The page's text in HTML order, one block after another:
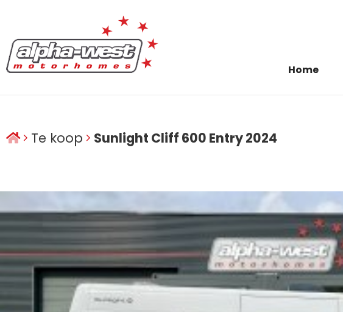
Home
Te koop Sunlight Cliff 600 Entry 2024